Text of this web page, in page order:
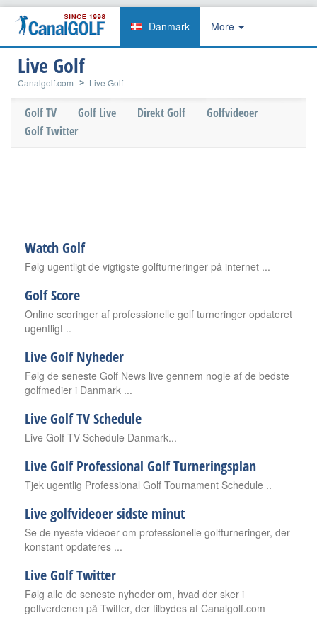
Danmark More
Live Golf
Canalgolf.com Live Golf
Golf TV Golf Live Direkt Golf
Golfvideoer
Golf Twitter
Watch Golf
Følg ugentligt de vigtigste golfturneringer på internet ...
Golf Score
Online scoringer af professionelle golf turneringer opdateret
ugentligt ..
Live Golf Nyheder
Følg de seneste Golf News live gennem nogle af de bedste
golfmedier i Danmark ...
Live Golf TV Schedule
Live Golf TV Schedule Danmark...
Live Golf Professional Golf Turneringsplan
Tjek ugentlig Professional Golf Tournament Schedule ..
Live golfvideoer sidste minut
Se de nyeste videoer om professionelle golfturneringer, der
konstant opdateres ...
Live Golf Twitter
Følg alle de seneste nyheder om, hvad der sker i
golfverdenen på Twitter, der tilbydes af Canalgolf.com